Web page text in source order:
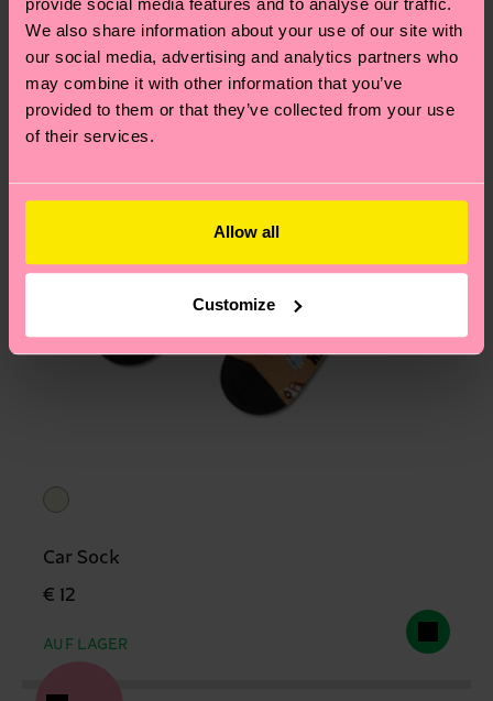
provide social media features and to analyse our traffic.
We also share information about your use of our site with
our social media, advertising and analytics partners who
may combine it with other information that you’ve
provided to them or that they’ve collected from your use
of their services.
Allow all
Customize
Du hast Fragen zu einer Retoure? In unserem
Hilfebereich im Artikel Retouren findest du die
am häufigsten gestellten Fragen.
Car Sock
€ 12
AUF LAGER